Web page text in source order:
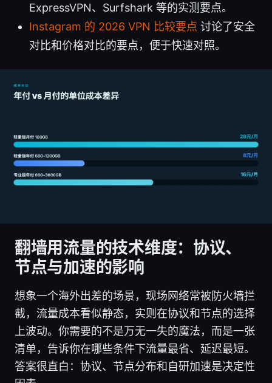
ExpressVPN、Surfshark 等的实测要点。
Instagram 的 2026 VPN 比较要点 讨论了安全
对比和价格对比的要点，便于快速对照。
翻墙用流量的技术维度：协议、
节点与加速的影响
想象一个海外出差的场景，现场网络常被防火墙拦
截，流量成本看似静态，实则在协议和节点的选择
上波动。你需要的不是万无一失的魔法，而是一张
清单，告诉你在哪些条件下流量最省、延迟最短。
答案很直白：协议、节点分布和自研加速是决定性